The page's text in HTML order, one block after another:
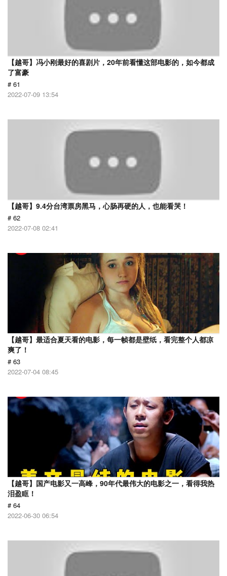
【越哥】冯小刚最好的喜剧片，20年前看懂这部电影的，如今都成
了富豪
# 61
2022-07-09 13:54
【越哥】9.4分台湾票房黑马，心肠再硬的人，也能看哭！
# 62
2022-07-08 02:41
【越哥】最适合夏天看的电影，每一帧都是壁纸，看完整个人都凉
爽了！
# 63
2022-07-04 08:45
【越哥】国产电影又一高峰，90年代最伟大的电影之一，看得我热
泪盈眶！
# 64
2022-06-30 06:54